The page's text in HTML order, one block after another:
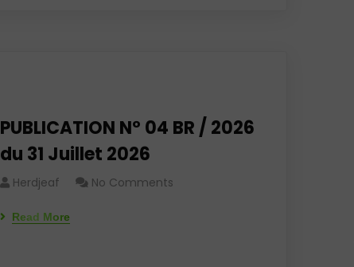
PUBLICATION N° 04 BR / 2026
du 31 Juillet 2026
Herdjeaf No Comments
Read More